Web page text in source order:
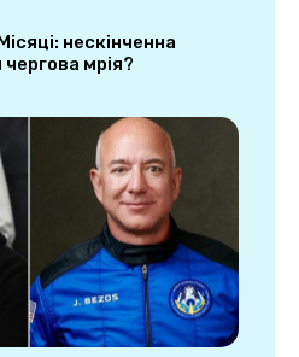
нескінченна
мрія?